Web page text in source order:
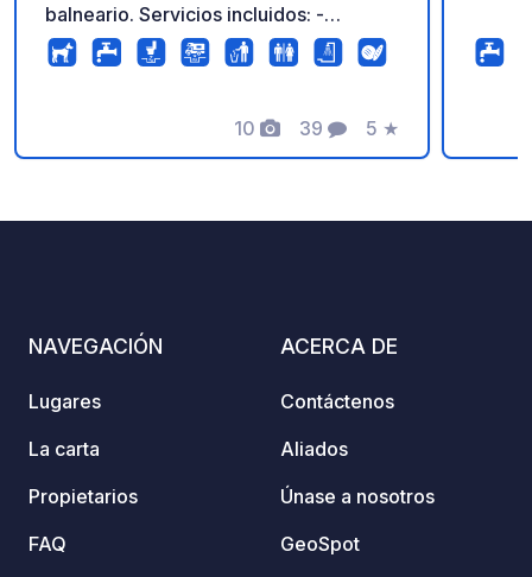
balneario. Servicios incluidos: -
Aparcamiento para 8 autocaravanas o
caravanas: un ambiente íntimo
climatizada, equipada con fogones,
microondas, fregadero, hervidor de
Terraza, bancos y zonas de descanso.
- Parque infantil, porterías de fútbol y
iluminada. - Smart TV. - Chimenea.
10
Fotos
39
Comentarios
5
Calificación
★
NAVEGACIÓN
Lugares
La carta
Propietarios
FAQ
ACERCA DE
Contáctenos
Aliados
Únase a nosotros
GeoSpot